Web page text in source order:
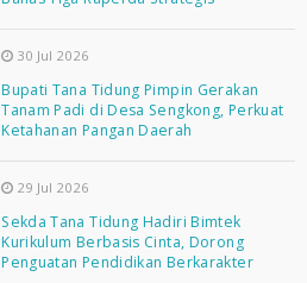
30 Jul 2026
Bupati Tana Tidung Pimpin Gerakan
Tanam Padi di Desa Sengkong, Perkuat
Ketahanan Pangan Daerah
29 Jul 2026
Sekda Tana Tidung Hadiri Bimtek
Kurikulum Berbasis Cinta, Dorong
Penguatan Pendidikan Berkarakter